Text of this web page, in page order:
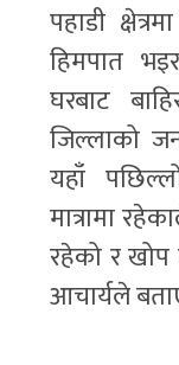
पहाडी
हिमपात
घरबाट
जिल्लाको
यहाँ
मात्रामा
रहेको र खोप
आचार्यले